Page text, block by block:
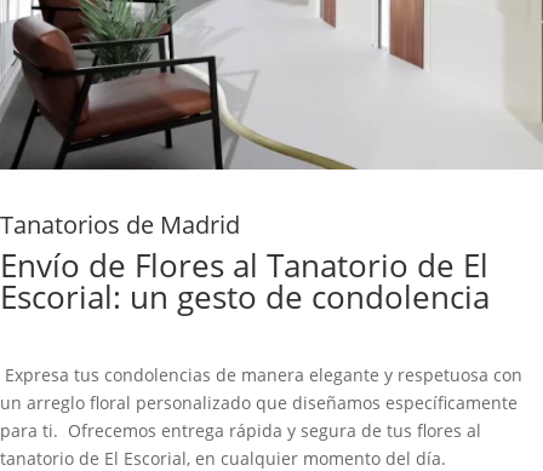
Tanatorios de Madrid
Envío de Flores al Tanatorio de El
Escorial: un gesto de condolencia
Expresa tus condolencias de manera elegante y respetuosa con
un arreglo floral personalizado que diseñamos específicamente
para ti. Ofrecemos entrega rápida y segura de tus flores al
tanatorio de El Escorial, en cualquier momento del día.